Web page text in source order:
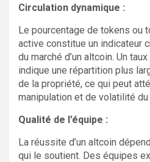
Circulation dynamique :
Le pourcentage de tokens ou
active constitue un indicateur
du marché d’un altcoin. Un
indique une répartition plus
de la propriété, ce qui peut
manipulation et de volatilité du
Qualité de l’équipe :
La réussite d’un altcoin
qui le soutient. Des équipes